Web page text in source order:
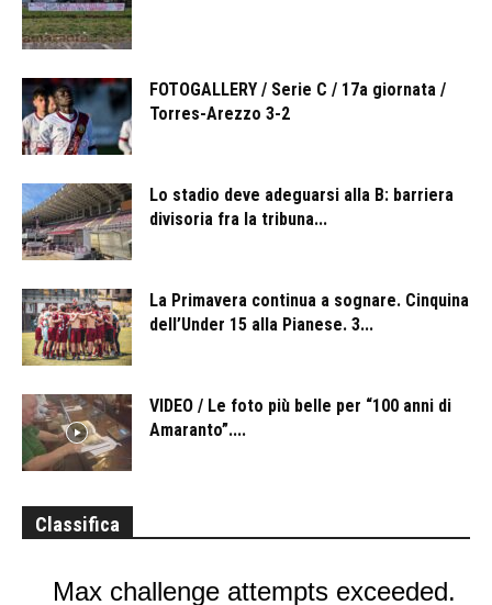
FOTOGALLERY / Serie C / 17a giornata /
Torres-Arezzo 3-2
Lo stadio deve adeguarsi alla B: barriera
divisoria fra la tribuna...
La Primavera continua a sognare. Cinquina
dell’Under 15 alla Pianese. 3...
VIDEO / Le foto più belle per “100 anni di
Amaranto”....
Classifica